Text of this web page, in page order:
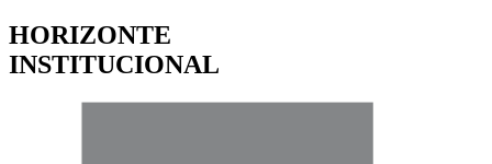
HORIZONTE
INSTITUCIONAL